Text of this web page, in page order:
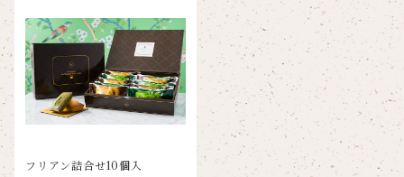
フリアン詰合せ10個入